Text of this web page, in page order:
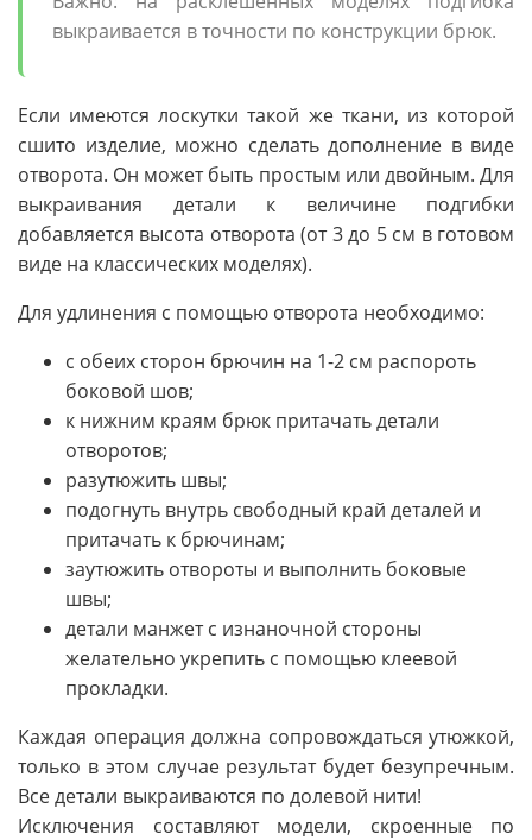
выкраивается в точности по конструкции брюк.
Если имеются лоскутки такой же ткани, из которой
сшито изделие, можно сделать дополнение в виде
отворота. Он может быть простым или двойным. Для
выкраивания детали к величине подгибки
добавляется высота отворота (от 3 до 5 см в готовом
виде на классических моделях).
Для удлинения с помощью отворота необходимо:
с обеих сторон брючин на 1-2 см распороть
боковой шов;
к нижним краям брюк притачать детали
отворотов;
разутюжить швы;
подогнуть внутрь свободный край деталей и
притачать к брючинам;
заутюжить отвороты и выполнить боковые
швы;
детали манжет с изнаночной стороны
желательно укрепить с помощью клеевой
прокладки.
Каждая операция должна сопровождаться утюжкой,
только в этом случае результат будет безупречным.
Все детали выкраиваются по долевой нити!
Исключения составляют модели, скроенные по